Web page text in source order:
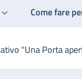
Come fare
"Una Porta